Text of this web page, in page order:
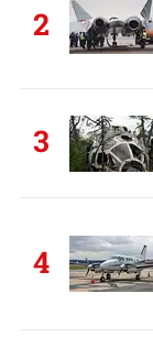
2
3
4